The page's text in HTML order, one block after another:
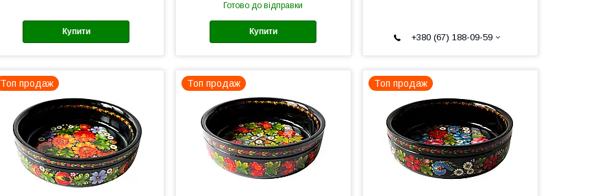
Купити
Готово до відправки
Купити
+380 (67) 188-09-59
Топ продаж Топ продаж Топ продаж